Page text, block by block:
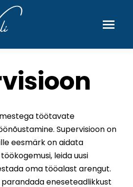
töötavate
Supervisioon on
eesmärk on aidata
leida uusi
oma tööalast arengut.
eneseteadlikkust